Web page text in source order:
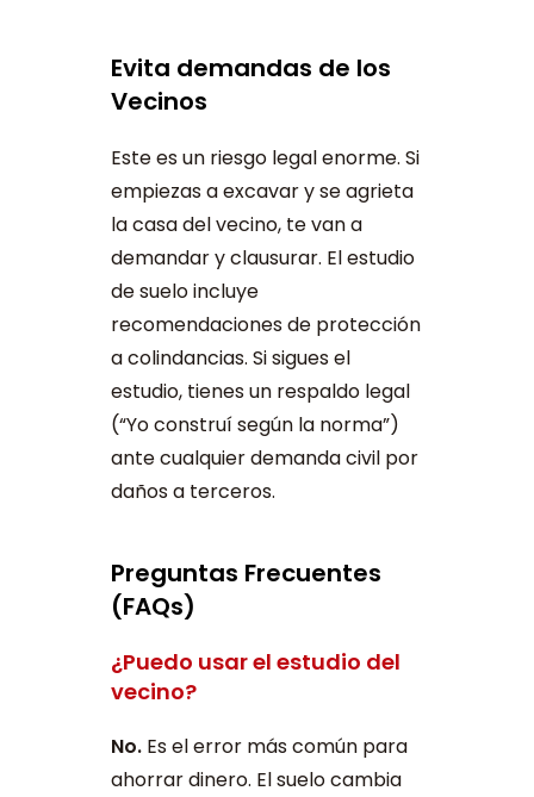
Evita demandas de los
Vecinos
Este es un riesgo legal enorme. Si
empiezas a excavar y se agrieta
la casa del vecino, te van a
demandar y clausurar. El estudio
de suelo incluye
recomendaciones de protección
a colindancias. Si sigues el
estudio, tienes un respaldo legal
(“Yo construí según la norma”)
ante cualquier demanda civil por
daños a terceros.
Preguntas Frecuentes
(FAQs)
¿Puedo usar el estudio del
vecino?
No.Es el error más común para
ahorrar dinero. El suelo cambia